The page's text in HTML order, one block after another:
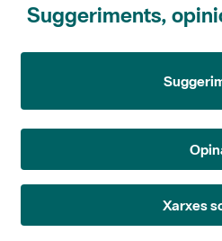
Suggeriments,
Xarxes